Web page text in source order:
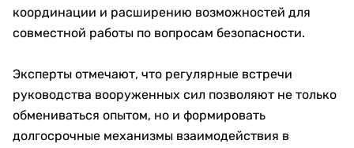
координации и расширению возможностей для
совместной работы по вопросам безопасности.
Эксперты отмечают, что регулярные встречи
руководства вооруженных сил позволяют не только
обмениваться опытом, но и формировать
долгосрочные механизмы взаимодействия в